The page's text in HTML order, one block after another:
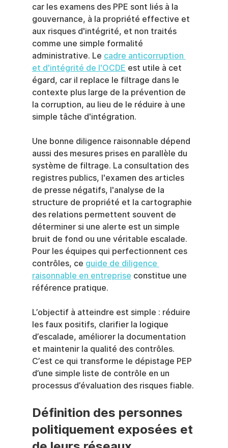
car les examens des PPE sont liés à la
gouvernance, à la propriété effective et
aux risques d'intégrité, et non traités
comme une simple formalité
administrative. Le cadre anticorruption
et d'intégrité de l'OCDE est utile à cet
égard, car il replace le filtrage dans le
contexte plus large de la prévention de
la corruption, au lieu de le réduire à une
simple tâche d'intégration.
Une bonne diligence raisonnable dépend
aussi des mesures prises en parallèle du
système de filtrage. La consultation des
registres publics, l'examen des articles
de presse négatifs, l'analyse de la
structure de propriété et la cartographie
des relations permettent souvent de
déterminer si une alerte est un simple
bruit de fond ou une véritable escalade.
Pour les équipes qui perfectionnent ces
contrôles, ce guide de diligence
raisonnable en entreprise constitue une
référence pratique.
L’objectif à atteindre est simple : réduire
les faux positifs, clarifier la logique
d’escalade, améliorer la documentation
et maintenir la qualité des contrôles.
C’est ce qui transforme le dépistage PEP
d’une simple liste de contrôle en un
processus d’évaluation des risques fiable.
Définition des personnes
politiquement exposées et